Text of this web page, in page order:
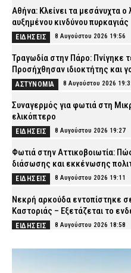
Αθήνα: Κλείνει τα μεσάνυχτα
αυξημένου κινδύνου πυρκαγιάς
ΕΙΔΗΣΕΙΣ 8 Αυγούστου 2026 19:56
Τραγωδία στην Πάρο: Πνίγηκε
Προσήχθησαν ιδιοκτήτης και
ΑΣΤΥΝΟΜΙΑ 8 Αυγούστου 2026
Συναγερμός για φωτιά στη
ελικόπτερο
ΕΙΔΗΣΕΙΣ 8 Αυγούστου 2026 19:27
Φωτιά στην Αττικοβοιωτία:
διάσωσης και εκκένωσης
ΕΙΔΗΣΕΙΣ 8 Αυγούστου 2026 19:11
Νεκρή αρκούδα εντοπίστηκε
Καστοριάς – Εξετάζεται το
ΕΙΔΗΣΕΙΣ 8 Αυγούστου 2026 18:58
ΕΦΕΤ: Ανακαλείται παρτίδα